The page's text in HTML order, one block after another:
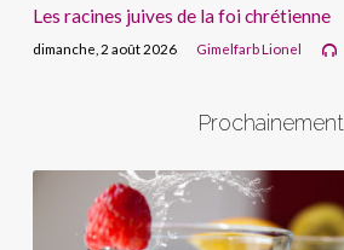
Les racines juives de la foi chrétienne
dimanche, 2 août 2026 Gimelfarb Lionel
Prochainement